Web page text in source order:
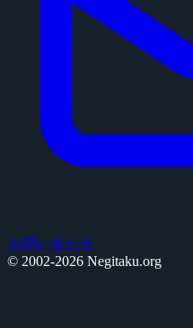
お問い合わせ
© 2002-2026 Negitaku.org